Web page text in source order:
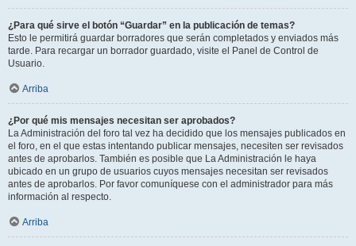
¿Para qué sirve el botón “Guardar” en la publicación de temas?
Esto le permitirá guardar borradores que serán completados y enviados más
tarde. Para recargar un borrador guardado, visite el Panel de Control de
Usuario.
Arriba
¿Por qué mis mensajes necesitan ser aprobados?
La Administración del foro tal vez ha decidido que los mensajes publicados en
el foro, en el que estas intentando publicar mensajes, necesiten ser revisados
antes de aprobarlos. También es posible que La Administración le haya
ubicado en un grupo de usuarios cuyos mensajes necesitan ser revisados
antes de aprobarlos. Por favor comuníquese con el administrador para más
información al respecto.
Arriba